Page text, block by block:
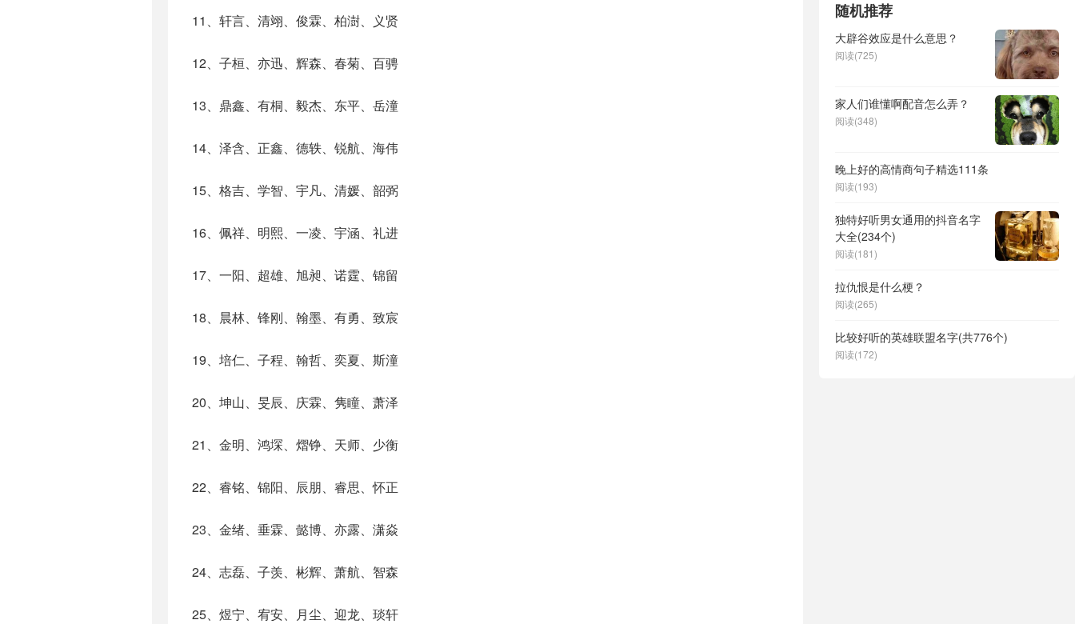
11、轩言、清翊、俊霖、柏澍、义贤
12、子桓、亦迅、辉森、春菊、百骋
13、鼎鑫、有桐、毅杰、东平、岳潼
14、泽含、正鑫、德轶、锐航、海伟
15、格吉、学智、宇凡、清媛、韶弼
16、佩祥、明熙、一凌、宇涵、礼进
17、一阳、超雄、旭昶、诺霆、锦留
18、晨林、锋刚、翰墨、有勇、致宸
19、培仁、子程、翰哲、奕夏、斯潼
20、坤山、旻辰、庆霖、隽瞳、萧泽
21、金明、鸿堔、熠铮、天师、少衡
22、睿铭、锦阳、辰朋、睿思、怀正
23、金绪、垂霖、懿博、亦露、潇焱
24、志磊、子羡、彬辉、萧航、智森
25、煜宁、宥安、月尘、迎龙、琰轩
随机推荐
大辟谷效应是什么意思？
阅读(725)
家人们谁懂啊配音怎么弄？
阅读(348)
晚上好的高情商句子精选111条
阅读(193)
独特好听男女通用的抖音名字
大全(234个)
阅读(181)
拉仇恨是什么梗？
阅读(265)
比较好听的英雄联盟名字(共776个)
阅读(172)